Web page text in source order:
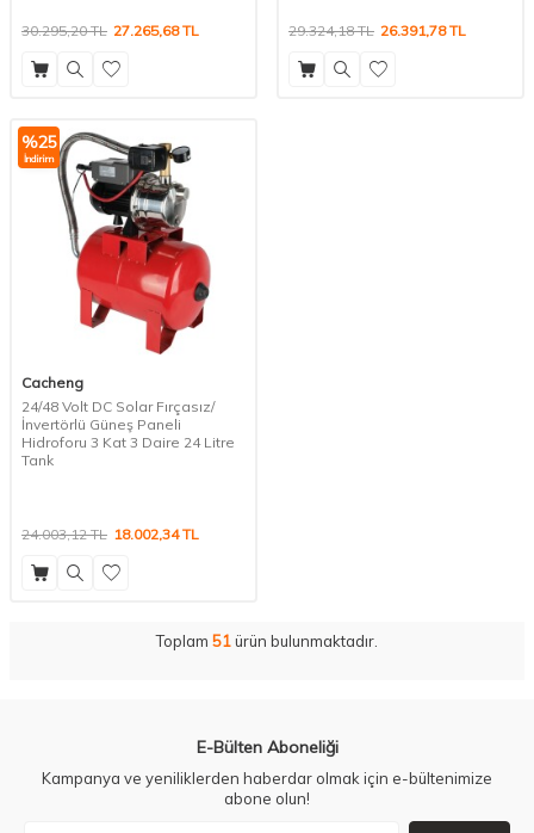
30.295,20TL 27.265,68TL 29.324,18TL 26.391,78TL
%25
İndirim
Cacheng
24/48 Volt DC Solar Fırçasız/
İnvertörlü Güneş Paneli
Hidroforu 3 Kat 3 Daire 24 Litre
Tank
24.003,12TL 18.002,34TL
Toplam 51ürün bulunmaktadır.
E-Bülten Aboneliği
Kampanya ve yeniliklerden haberdar olmak için e-bültenimize
abone olun!